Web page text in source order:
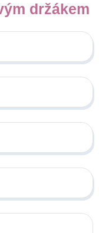
držákem